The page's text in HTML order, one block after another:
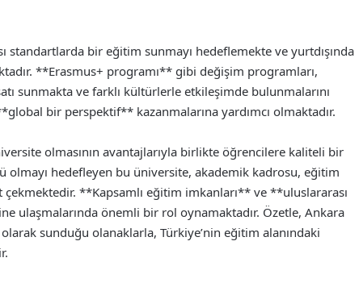
standartlarda bir eğitim sunmayı hedeflemekte ve yurtdışında
**Erasmus+ programı** gibi değişim programları,
sunmakta ve farklı kültürlerle etkileşimde bulunmalarını
bir perspektif** kazanmalarına yardımcı olmaktadır.
olmasının avantajlarıyla birlikte öğrencilere kaliteli bir
olmayı hedefleyen bu üniversite, akademik kadrosu, eğitim
**Kapsamlı eğitim imkanları** ve **uluslararası
ulaşmalarında önemli bir rol oynamaktadır. Özetle, Ankara
sunduğu olanaklarla, Türkiye’nin eğitim alanındaki